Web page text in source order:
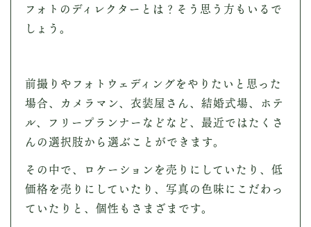
フォトのディレクターとは？そう思う方もいるで
しょう。
前撮りやフォトウェディングをやりたいと思った
場合、カメラマン、衣装屋さん、結婚式場、ホテ
ル、フリープランナーなどなど、最近ではたくさ
んの選択肢から選ぶことができます。
その中で、ロケーションを売りにしていたり、低
価格を売りにしていたり、写真の色味にこだわっ
ていたりと、個性もさまざまです。